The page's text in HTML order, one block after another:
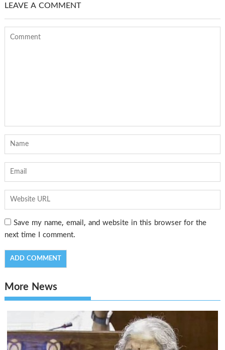
LEAVE A COMMENT
Save my name, email, and website in this browser for the
next time I comment.
More News